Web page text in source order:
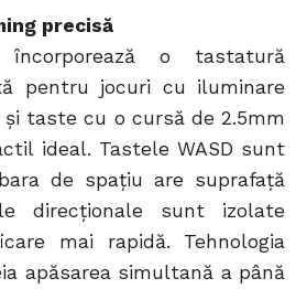
precisă
încorporează o tastatură
pentru jocuri cu iluminare
taste cu o cursă de 2.5mm
ideal. Tastele WASD sunt
de spațiu are suprafață
direcționale sunt izolate
mai rapidă. Tehnologia
apăsarea simultană a până